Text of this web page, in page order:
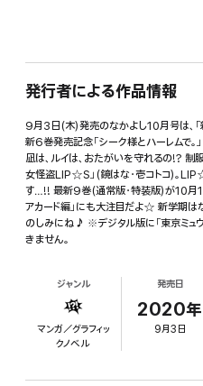
発行者による作品情報
9月3日(木)発売のなかよし10月号は、
新6巻発売記念「シーク様とハーレムで。
凪は、ルイは、おたがいを守れるの!?
女怪盗LIP☆S」(鏡はな・壱コトコ)。
す…!! 最新9巻(通常版・特装版)が10月13
アカード編」にも大注目だよ☆ 新学期は
のしみにね♪ ※デジタル版に「東京ミュウ
きません。
ジャンル
マンガ／グラフィッ
クノベル
発売日
2020年
9月3日